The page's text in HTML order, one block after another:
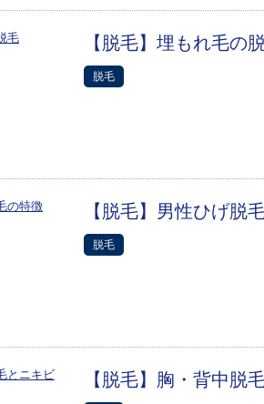
【脱毛】埋もれ毛の
脱毛
【脱毛】男性ひげ脱
脱毛
【脱毛】胸・背中脱